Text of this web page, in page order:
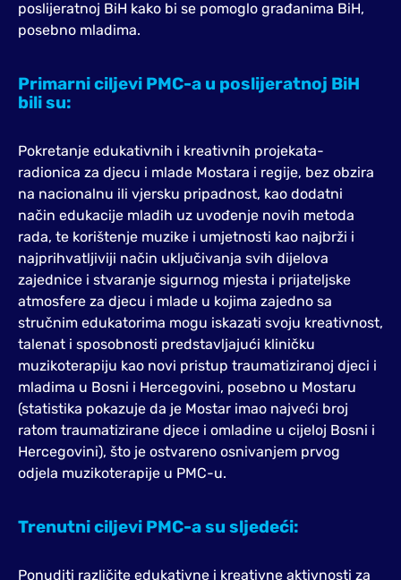
poslijeratnoj BiH kako bi se pomoglo građanima BiH,
posebno mladima.
Primarni ciljevi PMC-a u poslijeratnoj BiH
bili su:
Pokretanje edukativnih i kreativnih projekata-
radionica za djecu i mlade Mostara i regije, bez obzira
na nacionalnu ili vjersku pripadnost, kao dodatni
način edukacije mladih uz uvođenje novih metoda
rada, te korištenje muzike i umjetnosti kao najbrži i
najprihvatljiviji način uključivanja svih dijelova
zajednice i stvaranje sigurnog mjesta i prijateljske
atmosfere za djecu i mlade u kojima zajedno sa
stručnim edukatorima mogu iskazati svoju kreativnost,
talenat i sposobnosti predstavljajući kliničku
muzikoterapiju kao novi pristup traumatiziranoj djeci i
mladima u Bosni i Hercegovini, posebno u Mostaru
(statistika pokazuje da je Mostar imao najveći broj
ratom traumatizirane djece i omladine u cijeloj Bosni i
Hercegovini), što je ostvareno osnivanjem prvog
odjela muzikoterapije u PMC-u.
Trenutni ciljevi PMC-a su sljedeći:
Ponuditi različite edukativne i kreativne aktivnosti za